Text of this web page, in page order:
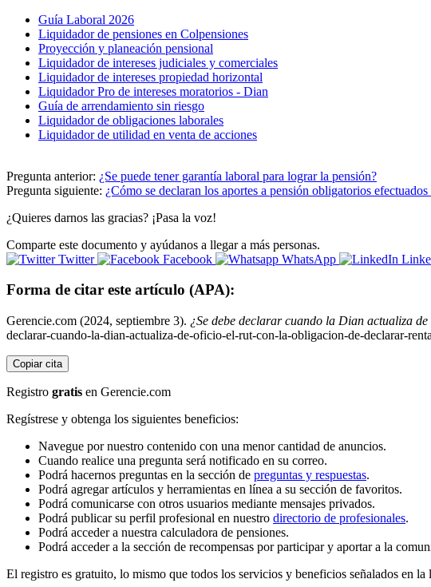
Guía Laboral 2026
Liquidador de pensiones en Colpensiones
Proyección y planeación pensional
Liquidador de intereses judiciales y comerciales
Liquidador de intereses propiedad horizontal
Liquidador Pro de intereses moratorios - Dian
Guía de arrendamiento sin riesgo
Liquidador de obligaciones laborales
Liquidador de utilidad en venta de acciones
Pregunta anterior: ¿Se puede tener garantía laboral para lograr la pensión?
Pregunta siguiente: ¿Cómo se declaran los aportes a pensión obligatorios
¿Quieres darnos las gracias? ¡Pasa la voz!
Comparte este documento y ayúdanos a llegar a más personas.
Twitter
Facebook WhatsApp
Forma de citar este artículo (APA):
Gerencie.com (2024, septiembre 3). ¿Se debe declarar cuando la Dian actualiza
declarar-cuando-la-dian-actualiza-de-oficio-el-rut-con-la-obligacion-de-declarar-
Copiar cita
Registro gratis en Gerencie.com
Regístrese y obtenga los siguientes beneficios:
Navegue por nuestro contenido con una menor cantidad de anuncios.
Cuando realice una pregunta será notificado en su correo.
Podrá hacernos preguntas en la sección de preguntas y respuestas.
Podrá agregar artículos y herramientas en línea a su sección de favoritos.
Podrá comunicarse con otros usuarios mediante mensajes privados.
Podrá publicar su perfil profesional en nuestro directorio de profesionales.
Podrá acceder a nuestra calculadora de pensiones.
Podrá acceder a la sección de recompensas por participar y aportar a la
El registro es gratuito, lo mismo que todos los servicios y beneficios señalados en la